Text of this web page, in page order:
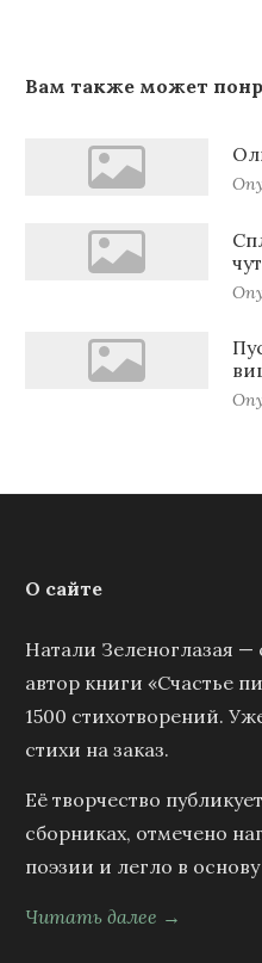
Вам также может
О сайте
Натали Зеленоглазая —
автор книги «Счастье
1500 стихотворений.
стихи на заказ.
Её творчество
сборниках, отмечено
поэзии и легло в
Читать далее →